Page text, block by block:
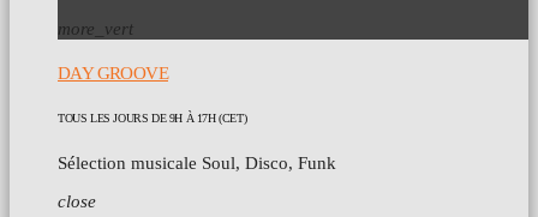
more_vert
DAY GROOVE
TOUS LES JOURS DE 9H À 17H (CET)
Sélection musicale Soul, Disco, Funk
close